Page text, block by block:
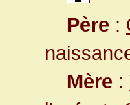
Père :
Mère :